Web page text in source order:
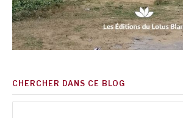
CHERCHER DANS CE BLOG